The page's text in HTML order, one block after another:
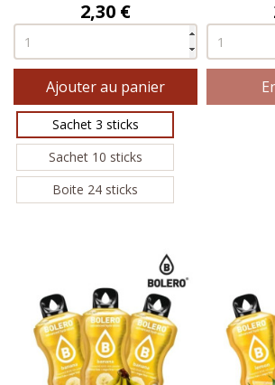
Prix
2,30 €
Ajouter au panier
Sachet 3 sticks
Sachet 10 sticks
Boite 24 sticks